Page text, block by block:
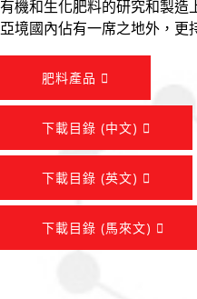
有機和生化肥料的研究和製造
亞境國內佔有一席之地外，更
肥料產品
下載目錄 (中文)
下載目錄 (英文)
下載目錄 (馬來文)